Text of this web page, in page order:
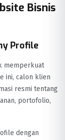
Bisnis
Profile
memperkuat
ini, calon klien
resmi tentang
portofolio,
dengan